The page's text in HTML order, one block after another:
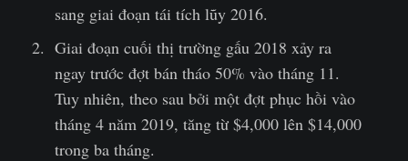
sang giai đoạn tái tích lũy 2016.
Giai đoạn cuối thị trường gấu 2018 xảy ra
ngay trước đợt bán tháo 50% vào tháng 11.
Tuy nhiên, theo sau bởi một đợt phục hồi vào
tháng 4 năm 2019, tăng từ $4,000 lên $14,000
trong ba tháng.